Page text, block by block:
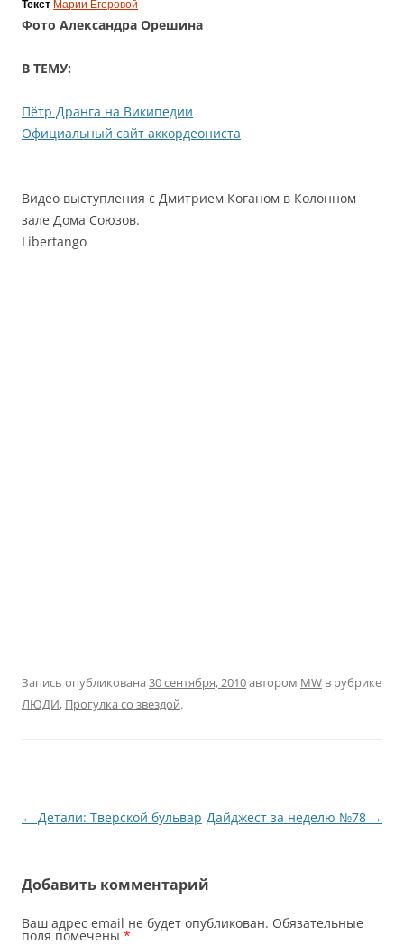
Текст Марии Егоровой
Фото Александра Орешина
В ТЕМУ:
Пётр Дранга на Википедии
Официальный сайт аккордеониста
Видео выступления с Дмитрием Коганом в Колонном
зале Дома Союзов.
Libertango
Запись опубликована 30 сентября, 2010автором MW в рубрике
ЛЮДИ, Прогулка со звездой.
Навигация
← Детали: Тверской бульвар Дайджест за неделю №78 →
Добавить комментарий
Ваш адрес email не будет опубликован. Обязательные
поля помечены *